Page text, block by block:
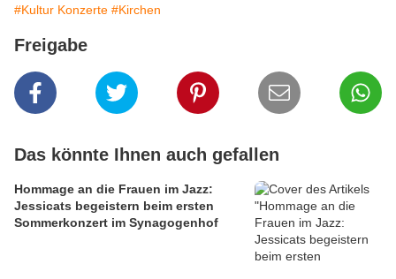
#Kultur Konzerte #Kirchen
Freigabe
Das könnte Ihnen auch gefallen
Hommage an die Frauen im Jazz:
Jessicats begeistern beim ersten
Sommerkonzert im Synagogenhof